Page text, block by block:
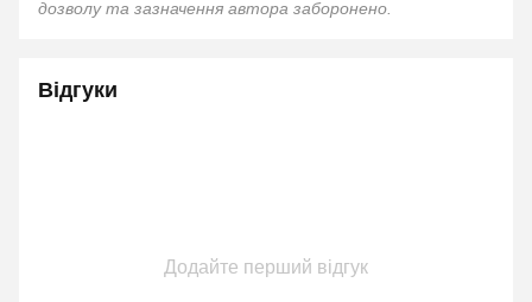
дозволу та зазначення автора заборонено.
Відгуки
Додайте перший відгук